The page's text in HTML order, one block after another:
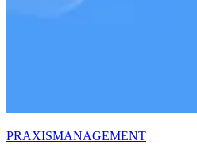
PRAXISMANAGEMENT